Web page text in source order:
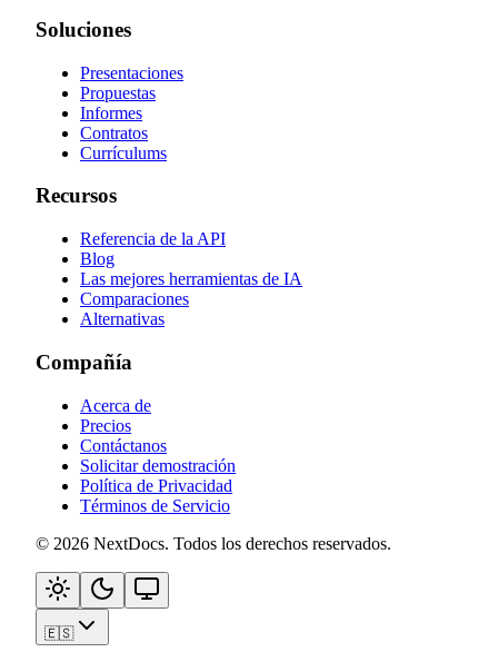
Soluciones
Presentaciones
Propuestas
Informes
Contratos
Currículums
Recursos
Referencia de la API
Blog
Las mejores herramientas de IA
Comparaciones
Alternativas
Compañía
Acerca de
Precios
Contáctanos
Solicitar demostración
Política de Privacidad
Términos de Servicio
© 2026 NextDocs. Todos los derechos reservados.
🇪🇸